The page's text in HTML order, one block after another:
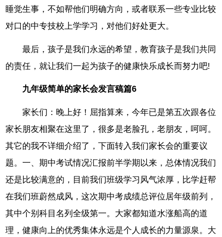
睡觉生事，不如帮他们明确方向，或者联系一些专业比较
对口的中专技校上学学习，对他们好处更大。
最后，孩子是我们永远的希望，教育孩子是我们共同
的责任，就让我们一起为孩子的健康快乐成长而努力吧!
九年级简单的家长会发言稿篇6
家长们：晚上好！屈指算来，今年已是第五次跟各位
家长朋友相聚在这里了，很多是老脸孔，老朋友，呵呵。
其它的我不详细介绍了，下面转入我们家长会的重要议
题。一、期中考试情况汇报前半学期以来，总体情况我们
还是比较满意的，目前我们班级学习风气浓厚，比学赶帮
在我们班蔚然成风，这次期中考成绩总评位居年级前列，
其中个别科目名列全级第一。大家都知道水涨船高的道
理，健康向上的优秀集体永远是个人成长的力量源泉。大